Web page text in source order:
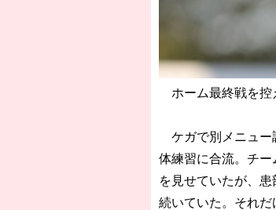
ホーム最終戦を控
ケガで別メニュー
体練習に合流。チー
を見せていたが、
続いていた。それだ